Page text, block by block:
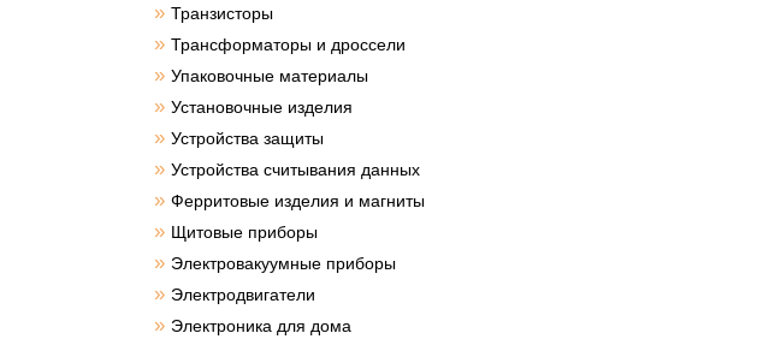
» Транзисторы
» Трансформаторы и дроссели
» Упаковочные материалы
» Установочные изделия
» Устройства защиты
» Устройства считывания данных
» Ферритовые изделия и магниты
» Щитовые приборы
» Электровакуумные приборы
» Электродвигатели
» Электроника для дома